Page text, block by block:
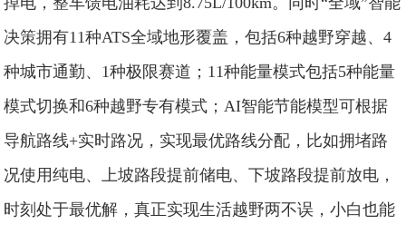
决策拥有11种ATS全域地形覆盖，包括6种越野穿越、4
种城市通勤、1种极限赛道；11种能量模式包括5种能量
模式切换和6种越野专有模式；AI智能节能模型可根据
导航路线+实时路况，实现最优路线分配，比如拥堵路
况使用纯电、上坡路段提前储电、下坡路段提前放电，
时刻处于最优解，真正实现生活越野两不误，小白也能